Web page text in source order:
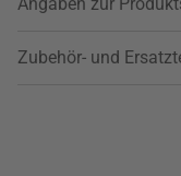
Zubehör- und